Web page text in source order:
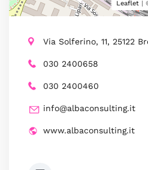
Leaflet |
Via Solferino, 11, 25122
030 2400658
030 2400460
info@albaconsulting.it
www.albaconsulting.it